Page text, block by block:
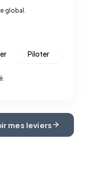
global.
Piloter
mes leviers